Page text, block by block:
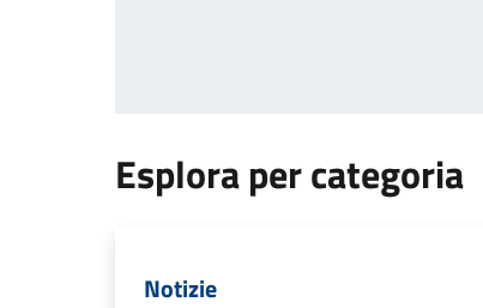
Esplora per categoria
Notizie